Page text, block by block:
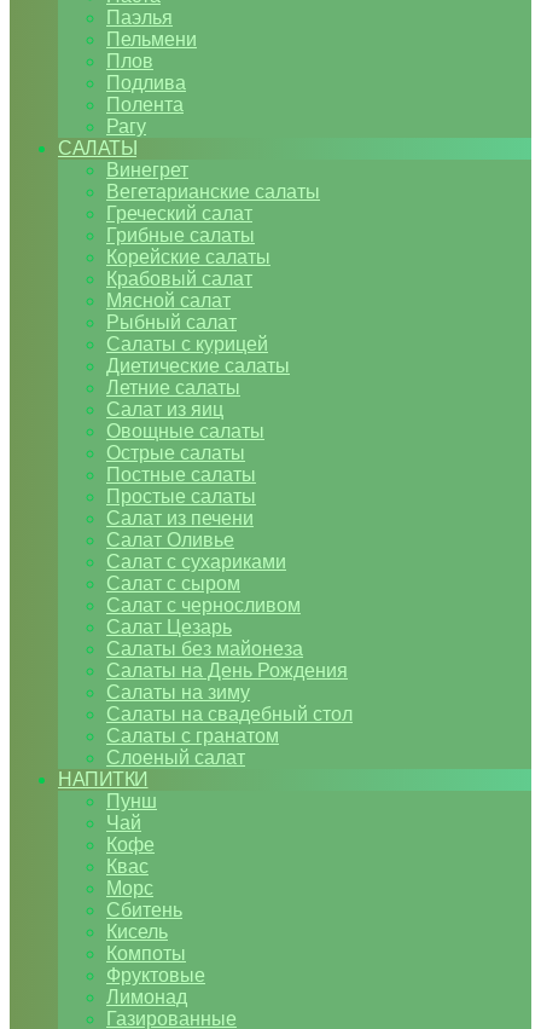
Паэлья
Пельмени
Плов
Подлива
Полента
Рагу
САЛАТЫ
Винегрет
Вегетарианские салаты
Греческий салат
Грибные салаты
Корейские салаты
Крабовый салат
Мясной салат
Рыбный салат
Салаты с курицей
Диетические салаты
Летние салаты
Салат из яиц
Овощные салаты
Острые салаты
Постные салаты
Простые салаты
Салат из печени
Салат Оливье
Салат с сухариками
Салат с сыром
Салат с черносливом
Салат Цезарь
Салаты без майонеза
Салаты на День Рождения
Салаты на зиму
Салаты на свадебный стол
Салаты с гранатом
Слоеный салат
НАПИТКИ
Пунш
Чай
Кофе
Квас
Морс
Сбитень
Кисель
Компоты
Фруктовые
Лимонад
Газированные